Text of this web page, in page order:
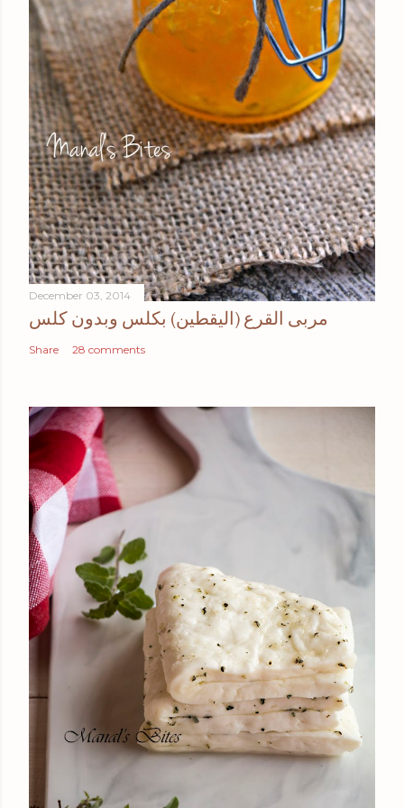
December 03, 2014
مربى القرع (اليقطين) بكلس وبدون كلس
Share 28 comments